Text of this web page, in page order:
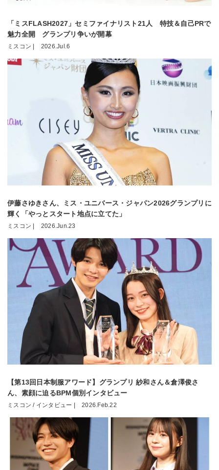
「ミスFLASH2027」セミファイナリスト21人 特技＆自己PRで
魅力全開 グランプリ争いが開幕
ミスコン | 2026.Jul.6
伊藤さゆきさん、ミス・ユニバース・ジャパン2026グランプリに
輝く「やっとスタート地点に立てた」
ミスコン | 2026.Jun.23
【第13回日本制服アワード】グランプリ 紗和さん＆倉澤俊さ
ん、素顔に迫るBPM個別インタビュー
ミスコン / インタビュー | 2026.Feb.22